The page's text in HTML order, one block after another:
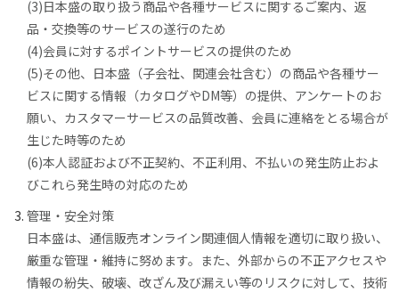
(3)日本盛の取り扱う商品や各種サービスに関するご案内、返
品・交換等のサービスの遂行のため
(4)会員に対するポイントサービスの提供のため
(5)その他、日本盛（子会社、関連会社含む）の商品や各種サー
ビスに関する情報（カタログやDM等）の提供、アンケートのお
願い、カスタマーサービスの品質改善、会員に連絡をとる場合が
生じた時等のため
(6)本人認証および不正契約、不正利用、不払いの発生防止およ
びこれら発生時の対応のため
管理・安全対策
日本盛は、通信販売オンライン関連個人情報を適切に取り扱い、
厳重な管理・維持に努めます。また、外部からの不正アクセスや
情報の紛失、破壊、改ざん及び漏えい等のリスクに対して、技術